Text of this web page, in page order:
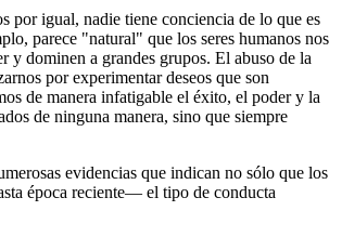
por igual, nadie tiene conciencia de lo que es
parece "natural" que los seres humanos nos
y dominen a grandes grupos. El abuso de la
por experimentar deseos que son
de manera infatigable el éxito, el poder y la
de ninguna manera, sino que siempre
evidencias que indican no sólo que los
época reciente― el tipo de conducta